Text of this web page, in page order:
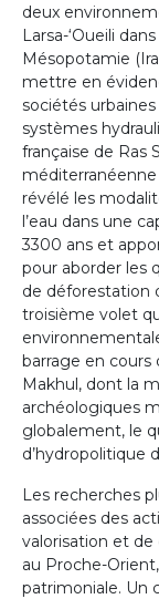
deux
Larsa-‘Oueili
Mésopotamie
mettre en
sociétés
systèmes
française de Ras
révélé les
l’eau dans une
3300 ans et
pour aborder les
de déforestation
troisième volet
barrage en cours
Makhul, dont la
archéologiques
globalement, le
d’hydropolitique
Les recherches
associées des
valorisation et
au Proche-
patrimoniale. Un